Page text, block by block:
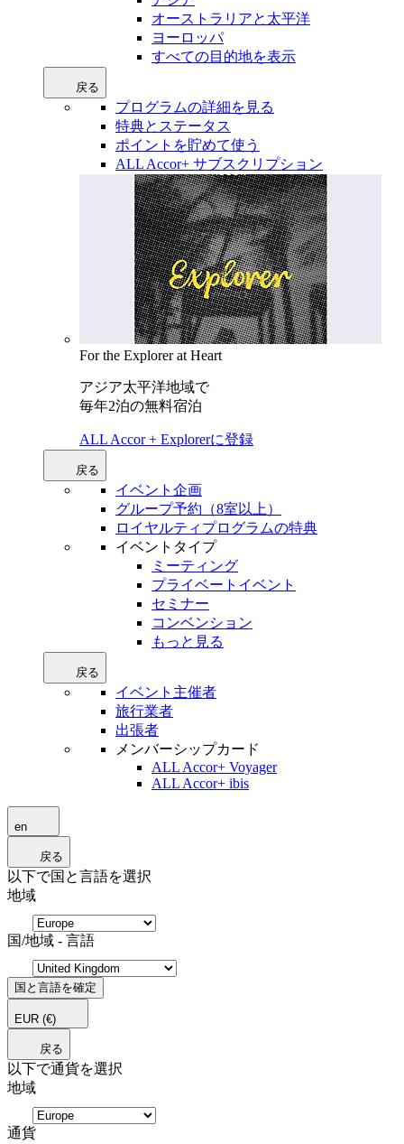
オーストラリアと太平洋
ヨーロッパ
すべての目的地を表示
戻る
プログラムの詳細を見る
特典とステータス
ポイントを貯めて使う
ALL Accor+ サブスクリプション
For the Explorer at Heart
アジア太平洋地域で
毎年2泊の無料宿泊
ALL Accor + Explorerに登録
戻る
イベント企画
グループ予約（8室以上）
ロイヤルティプログラムの特典
イベントタイプ
ミーティング
プライベートイベント
セミナー
コンベンション
もっと見る
戻る
イベント主催者
旅行業者
出張者
メンバーシップカード
ALL Accor+ Voyager
ALL Accor+ ibis
en
戻る
以下で国と言語を選択
地域
国/地域 - 言語
国と言語を確定
EUR (€)
戻る
以下で通貨を選択
地域
通貨